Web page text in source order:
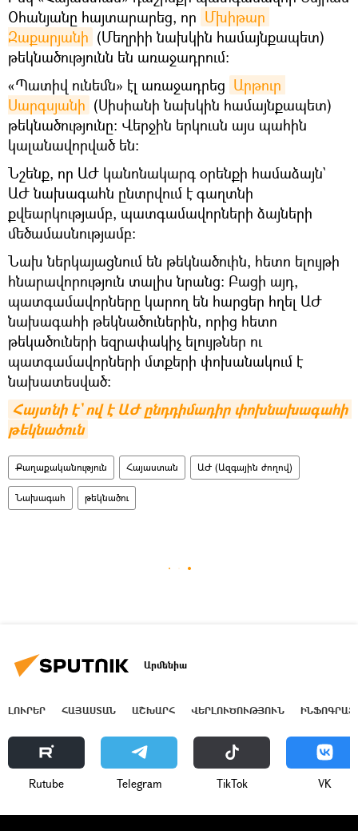
Օհանյանը հայտարարեց, որ Մխիթար
Զաքարյանի (Մեղրիի նախկին համայնքապետ)
թեկնածությունն են առաջադրում։
«Պատիվ ունեմն» էլ առաջադրեց Արթուր
Սարգսյանի (Սիսիանի նախկին համայնքապետ)
թեկնածությունը։ Վերջին երկուսն այս պահին
կալանավորված են։
Նշենք, որ ԱԺ կանոնակարգ օրենքի համաձայն`
ԱԺ նախագահն ընտրվում է գաղտնի
քվեարկությամբ, պատգամավորների ձայների
մեծամասնությամբ։
Նախ ներկայացնում են թեկնածուին, հետո ելույթի
հնարավորություն տալիս նրանց։ Բացի այդ,
պատգամավորները կարող են հարցեր հղել ԱԺ
նախագահի թեկնածուներին, որից հետո
թեկածուների եզրափակիչ ելույթներ ու
պատգամավորների մտքերի փոխանակում է
նախատեսված։
Հայտնի է` ով է ԱԺ ընդդիմադիր փոխնախագահի
թեկնածուն
Քաղաքականություն Հայաստան ԱԺ (Ազգային ժողով)
Նախագահ թեկնածու
Արմենիա
ԼՈՒՐԵՐ ՀԱՅԱՍՏԱՆ ԱՇԽԱՐՀ ՎԵՐԼՈՒԾՈՒԹՅՈՒՆ
Rutube Telegram ТikТоk VK